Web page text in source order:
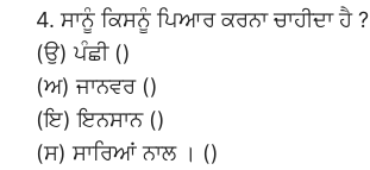
4. ਸਾਨੂੰ ਕਿਸਨੂੰ ਪਿਆਰ ਕਰਨਾ ਚਾਹੀਦਾ ਹੈ ?
(ਉ) ਪੰਛੀ ()
(ਅ) ਜਾਨਵਰ ()
(ਇ) ਇਨਸਾਨ ()
(ਸ) ਸਾਰਿਆਂ ਨਾਲ । ()